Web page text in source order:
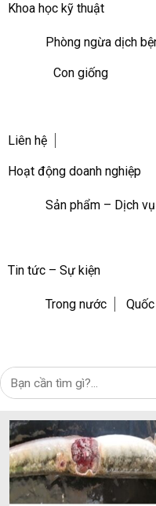
Khoa học kỹ thuật
Phòng ngừa dịch
Con giống
Liên hệ
Hoạt động doanh nghiệp
Sản phẩm – Dịch vụ
Tin tức – Sự kiện
Trong nước